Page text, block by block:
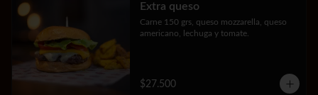
Extra queso
Carne 150 grs, queso mozzarella, queso
americano, lechuga y tomate.
$27.500